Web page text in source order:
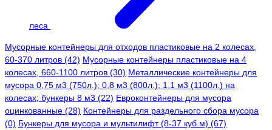
леса
Мусорные контейнеры для отходов пластиковые на 2 колесах,
60-370 литров (42) Мусорные контейнеры пластиковые на 4
колесах, 660-1100 литров (30) Металлические контейнеры для
мусора 0,75 м3 (750л.); 0,8 м3 (800л.); 1,1 м3 (1100л.) на
колесах; бункеры 8 м3 (22) Евроконтейнеры для мусора
оцинкованные (28) Контейнеры для раздельного сбора мусора
(0) Бункеры для мусора и мультилифт (8-37 куб.м) (67)